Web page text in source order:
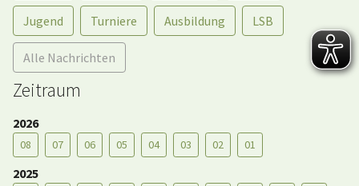
Jugend Turniere Ausbildung LSB
Alle Nachrichten
Zeitraum
2026
08 07 06 05 04 03 02 01
2025